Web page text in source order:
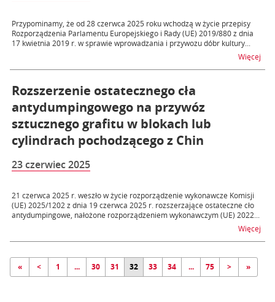
Przypominamy, że od 28 czerwca 2025 roku wchodzą w życie przepisy
Rozporządzenia Parlamentu Europejskiego i Rady (UE) 2019/880 z dnia
17 kwietnia 2019 r. w sprawie wprowadzania i przywozu dóbr kultury...
Więcej
Rozszerzenie ostatecznego cła
antydumpingowego na przywóz
sztucznego grafitu w blokach lub
cylindrach pochodzącego z Chin
23 czerwiec 2025
21 czerwca 2025 r. weszło w życie rozporządzenie wykonawcze Komisji
(UE) 2025/1202 z dnia 19 czerwca 2025 r. rozszerzające ostateczne cło
antydumpingowe, nałożone rozporządzeniem wykonawczym (UE) 2022...
Więcej
« < 1 ... 30 31 32 33 34 ... 75 > »